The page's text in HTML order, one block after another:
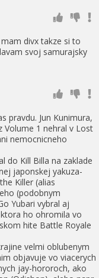
divx takze si to
svoj samurajsky
pravdu. Jun Kunimura,
Volume 1 nehral v Lost
nemocnicneho
do Kill Billa na zaklade
japonskej yakuza-
Killer (alias
(podobnym
Yubari vybral aj
ho ohromila vo
hite Battle Royale
velmi oblubenym
objavuje vo viacerych
jay-hororoch, ako